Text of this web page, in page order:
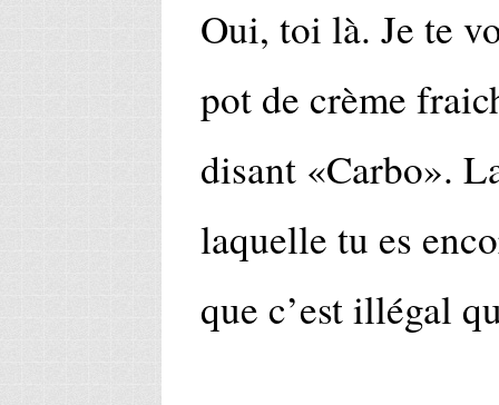
Oui, toi là. Je te
pot de crème
disant «Carbo».
laquelle tu es
que c’est illégal